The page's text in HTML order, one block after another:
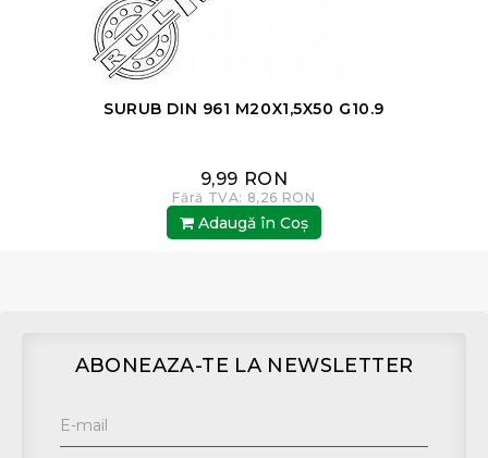
SURUB DIN 961 M20X1,5X50 G10.9
9,99 RON
Fără TVA: 8,26 RON
Adaugă în Coş
ABONEAZA-TE LA NEWSLETTER